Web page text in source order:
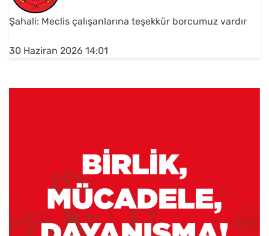
Şahali: Meclis çalışanlarına teşekkür borcumuz vardır
30 Haziran 2026 14:01